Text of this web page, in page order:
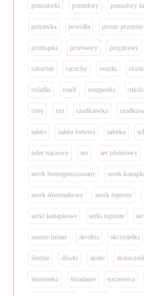
pomidorki pomidory pomidory
potrawka powidła proste przepisy
przekąska przetwory przyprawy
rabarbar racuchy resztki
roladki rosół roszponka
ryby ryż rzodkiewka
sałata sałata lodowa sałatka
seler naciowy ser ser pleśniowy
serek homogenizowany serek
serek śmietankowy serek topiony
serki kanapkowe serki topione
siemie lniane skrobia skrzydełka
śledzie śliwki słoiki
śmietanka śniadanie soczewica